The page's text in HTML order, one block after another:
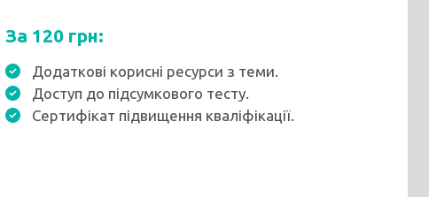
За 120 грн:
Додаткові корисні ресурси з теми.
Доступ до підсумкового тесту.
Сертифікат підвищення кваліфікації.